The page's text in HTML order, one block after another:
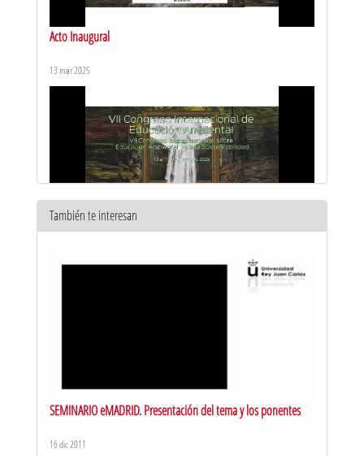
Acto Inaugural
13 mar 2025
ambientales - Fernando Valladares CSIC - URJC
Tecnología loT e Inteligencia Artificial en Educación
También te interesan
SEMINARIO eMADRID. Presentación del tema y los ponentes
16 dic 2011